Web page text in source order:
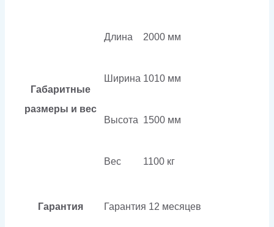
Габаритные
размеры и вес
Длина 2000 мм
Ширина 1010 мм
Высота 1500 мм
Вес 1100 кг
Гарантия Гарантия 12 месяцев